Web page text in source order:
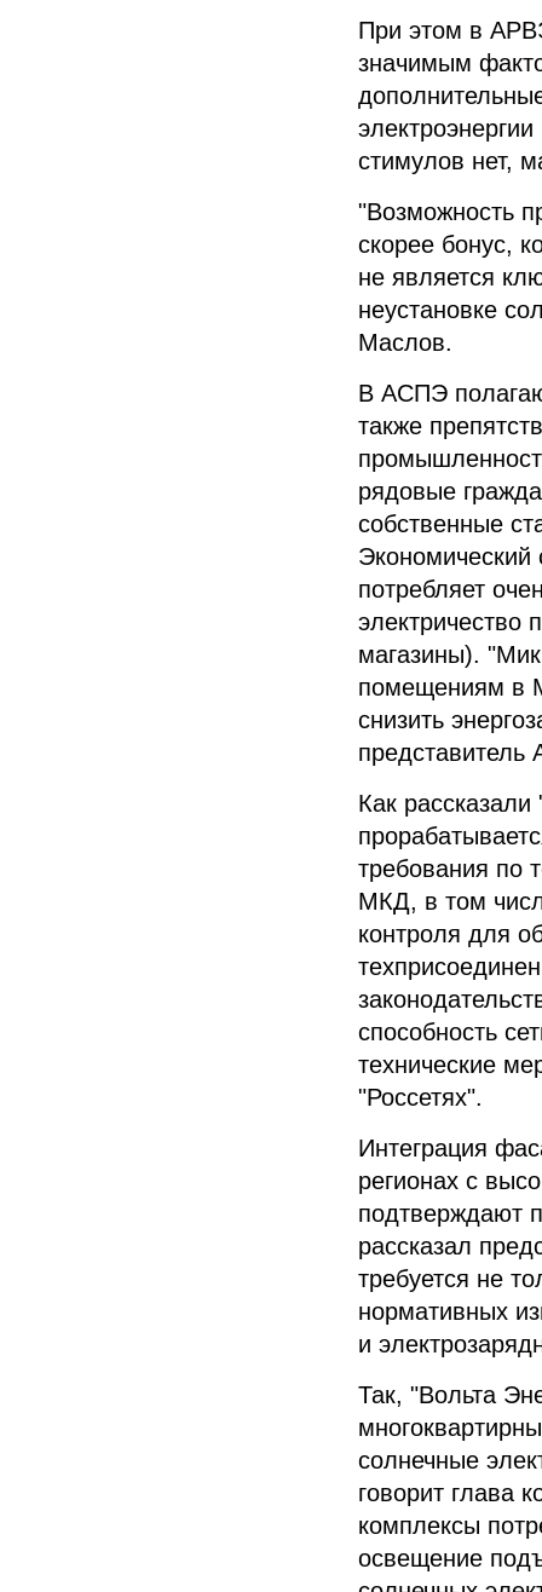
При этом в
значимым
электроэнергии
стимулов нет,
"Возможность
скорее бонус,
не является
неустановке
Маслов.
В АСПЭ
также
рядовые
собственные
Экономический
потребляет
магазины). "
помещениям в
снизить
представитель
Как рассказали
требования по
МКД, в том
контроля для
способность
технические
"Россетях".
Интеграция
регионах с
подтверждают
рассказал
требуется не
нормативных
и
Так, "Вольта
солнечные
говорит глава
комплексы
освещение